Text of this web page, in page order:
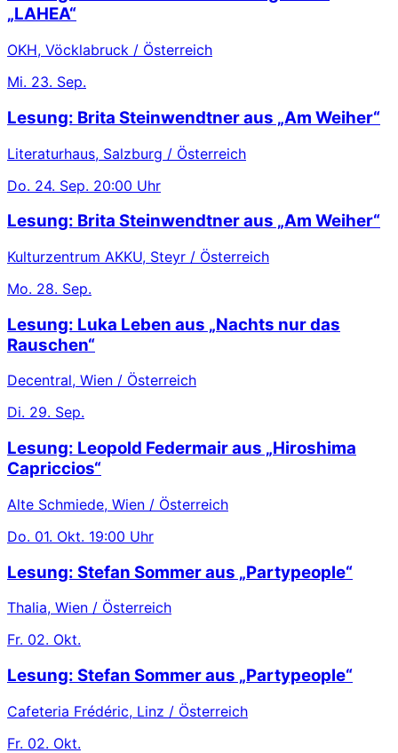
„LAHEA“
OKH, Vöcklabruck / Österreich
Mi. 23. Sep.
Lesung: Brita Steinwendtner aus „Am Weiher“
Literaturhaus, Salzburg / Österreich
Do. 24. Sep. 20:00 Uhr
Lesung: Brita Steinwendtner aus „Am Weiher“
Kulturzentrum AKKU, Steyr / Österreich
Mo. 28. Sep.
Lesung: Luka Leben aus „Nachts nur das
Rauschen“
Decentral, Wien / Österreich
Di. 29. Sep.
Lesung: Leopold Federmair aus „Hiroshima
Capriccios“
Alte Schmiede, Wien / Österreich
Do. 01. Okt. 19:00 Uhr
Lesung: Stefan Sommer aus „Partypeople“
Thalia, Wien / Österreich
Fr. 02. Okt.
Lesung: Stefan Sommer aus „Partypeople“
Cafeteria Frédéric, Linz / Österreich
Fr. 02. Okt.